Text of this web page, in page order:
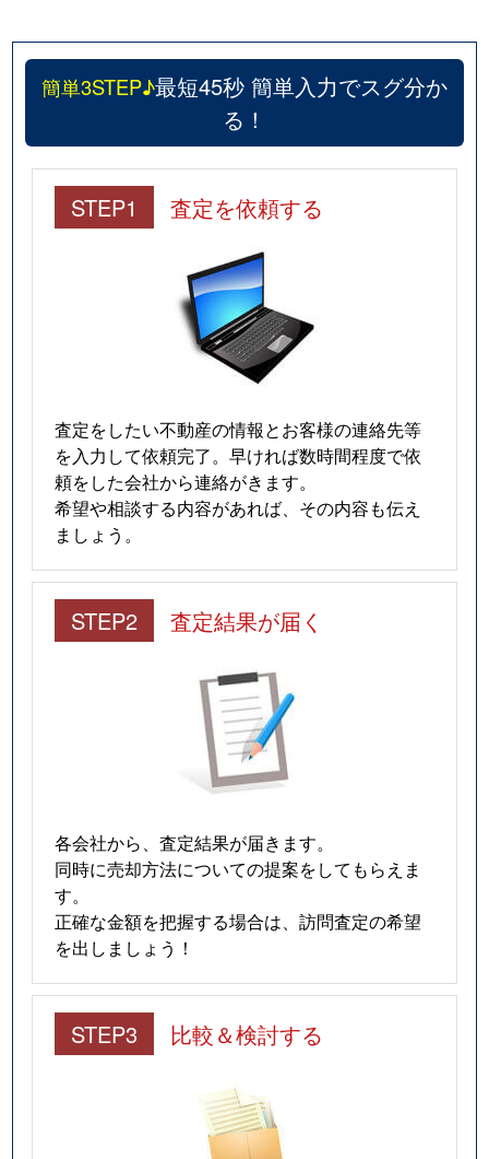
簡単3STEP♪最短45秒 簡単入力でスグ分か
る！
STEP1 査定を依頼する
査定をしたい不動産の情報とお客様の連絡先等
を入力して依頼完了。早ければ数時間程度で依
頼をした会社から連絡がきます。
希望や相談する内容があれば、その内容も伝え
ましょう。
STEP2 査定結果が届く
各会社から、査定結果が届きます。
同時に売却方法についての提案をしてもらえま
す。
正確な金額を把握する場合は、訪問査定の希望
を出しましょう！
STEP3 比較＆検討する